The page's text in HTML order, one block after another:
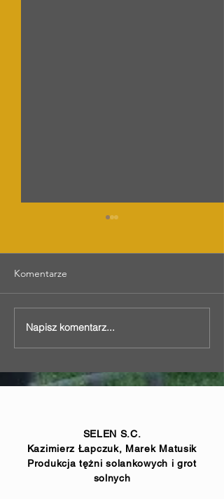
Grota solna wraz z tężnią
wewnętrzną w
Komentarze
Napisz komentarz...
SELEN S.C.
Kazimierz Łapczuk, Marek Matusik
Produkcja tężni solankowych i grot
solnych